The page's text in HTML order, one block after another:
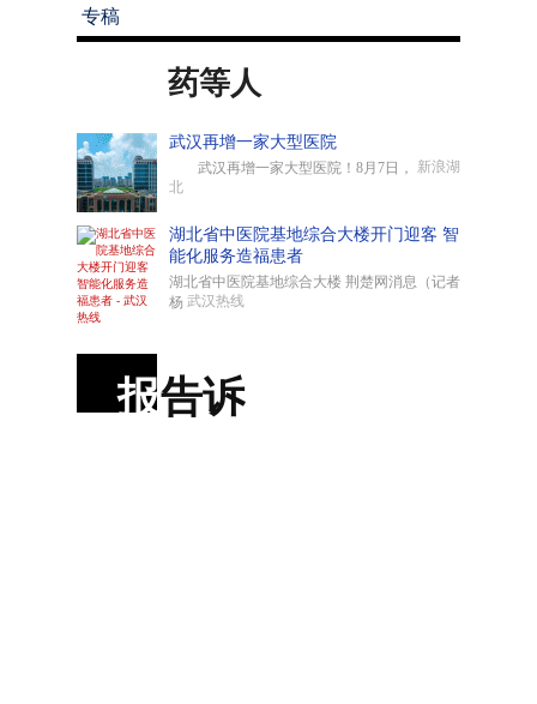
专稿
药等人
武汉再增一家大型医院
武汉再增一家大型医院！8月7日， 新浪湖
北
湖北省中医院基地综合大楼开门迎客 智
能化服务造福患者
湖北省中医院基地综合大楼 荆楚网消息（记者
杨 武汉热线
报告诉